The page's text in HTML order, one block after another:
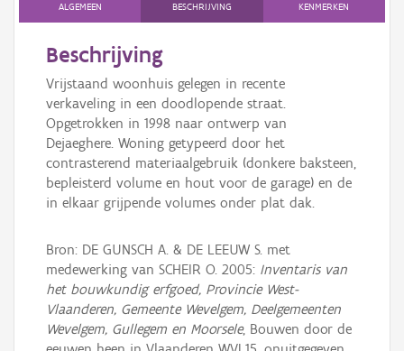
ALGEMEEN BESCHRIJVING KENMERKEN
Beschrijving
Vrijstaand woonhuis gelegen in recente
verkaveling in een doodlopende straat.
Opgetrokken in 1998 naar ontwerp van
Dejaeghere. Woning getypeerd door het
contrasterend materiaalgebruik (donkere baksteen,
bepleisterd volume en hout voor de garage) en de
in elkaar grijpende volumes onder plat dak.
Bron: DE GUNSCH A. & DE LEEUW S. met
medewerking van SCHEIR O. 2005: Inventaris van
het bouwkundig erfgoed, Provincie West-
Vlaanderen, Gemeente Wevelgem, Deelgemeenten
Wevelgem, Gullegem en Moorsele, Bouwen door de